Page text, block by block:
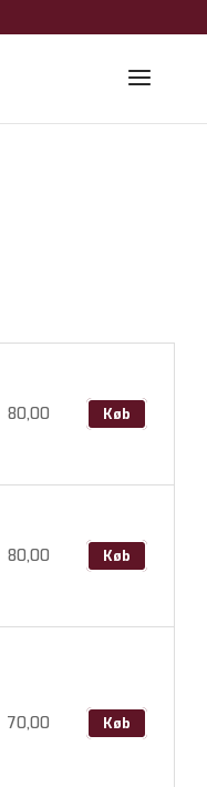
80,00 Køb
80,00 Køb
70,00 Køb